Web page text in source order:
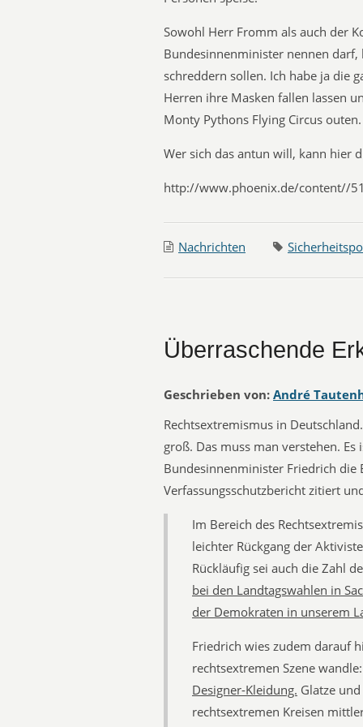
Sowohl Herr Fromm als auch der
Bundesinnenminister nennen
schreddern sollen. Ich habe ja die
Herren ihre Masken fallen lassen
Monty Pythons Flying Circus
Wer sich das antun will, kann hier
http://www.phoenix.de/content//
Nachrichten
Überraschende
Geschrieben von: André
Rechtsextremismus in
groß. Das muss man verstehen.
Bundesinnenminister Friedrich die
Verfassungsschutzbericht zitiert
Im Bereich des
leichter Rückgang der
Rückläufig sei auch die Zahl
bei den Landtagswahlen in
der Demokraten in unserem
Friedrich wies zudem darauf
rechtsextremen Szene
Designer-Kleidung. Glatze
rechtsextremen Kreisen